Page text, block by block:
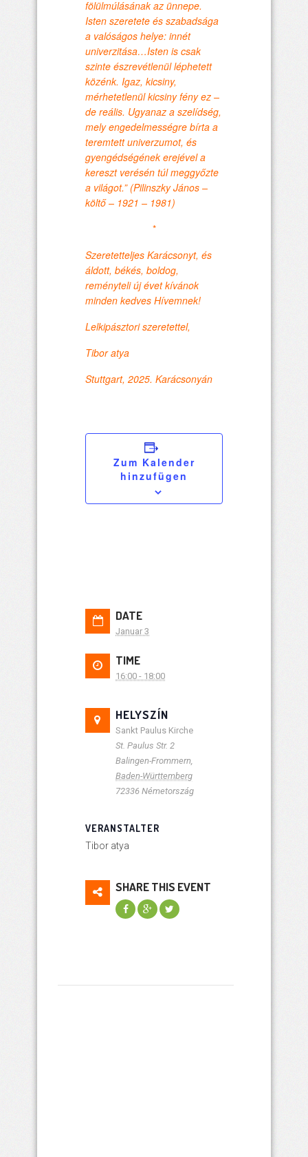
fölülmúlásának az ünnepe.
Isten szeretete és szabadsága
a valóságos helye: innét
univerzitása…Isten is csak
szinte észrevétlenül léphetett
közénk. Igaz, kicsiny,
mérhetetlenül kicsiny fény ez –
de reális. Ugyanaz a szelídség,
mely engedelmességre bírta a
teremtett univerzumot, és
gyengédségének erejével a
kereszt verésén túl meggyőzte
a világot.” (Pilinszky János –
költő – 1921 – 1981)
*
Szeretetteljes Karácsonyt, és
áldott, békés, boldog,
reményteli új évet kívánok
minden kedves Hívemnek!
Lelkipásztori szeretettel,
Tibor atya
Stuttgart, 2025. Karácsonyán
Zum Kalender
hinzufügen
DATE
Januar 3
TIME
16:00 - 18:00
HELYSZÍN
Sankt Paulus Kirche
St. Paulus Str. 2
Balingen-Frommern,
Baden-Württemberg
72336 Németország
VERANSTALTER
Tibor atya
SHARE THIS EVENT